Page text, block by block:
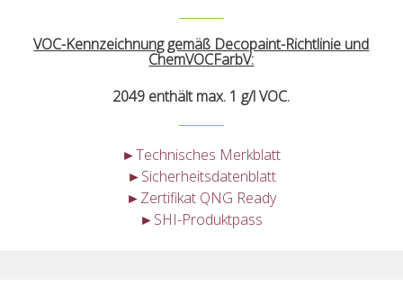
VOC-Kennzeichnung gemäß Decopaint-Richtlinie und
ChemVOCFarbV:
2049 enthält max. 1 g/l VOC.
►Technisches Merkblatt
►Sicherheitsdatenblatt
►Zertifikat QNG Ready
►SHI-Produktpass